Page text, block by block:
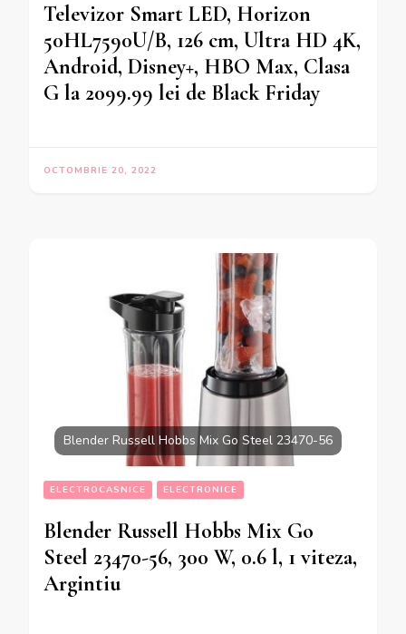
Televizor Smart LED, Horizon
50HL7590U/B, 126 cm, Ultra HD 4K,
Android, Disney+, HBO Max, Clasa
G la 2099.99 lei de Black Friday
OCTOMBRIE 20, 2022
Blender Russell Hobbs Mix Go Steel 23470-56
ELECTROCASNICE ELECTRONICE
Blender Russell Hobbs Mix Go
Steel 23470-56, 300 W, 0.6 l, 1 viteza,
Argintiu